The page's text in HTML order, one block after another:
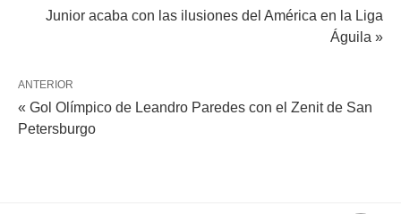
Junior acaba con las ilusiones del América en la Liga
Águila »
ANTERIOR
« Gol Olímpico de Leandro Paredes con el Zenit de San
Petersburgo